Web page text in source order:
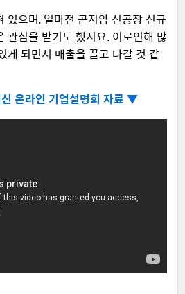
있으며, 얼마전 곤지암 신공장 신규
관심을 받기도 했지요. 이로인해 많
게 되면서 매출을 끌고 나갈 것 같
온라인 기업설명회 자료 ▼